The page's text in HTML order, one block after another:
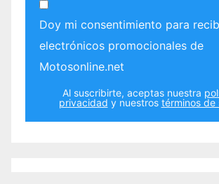
Doy mi consentimiento para
electrónicos promocionales de
Motosonline.net
Al suscribirte, aceptas nuestra
privacidad y nuestros términos de